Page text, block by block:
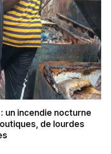
un incendie nocturne
de lourdes